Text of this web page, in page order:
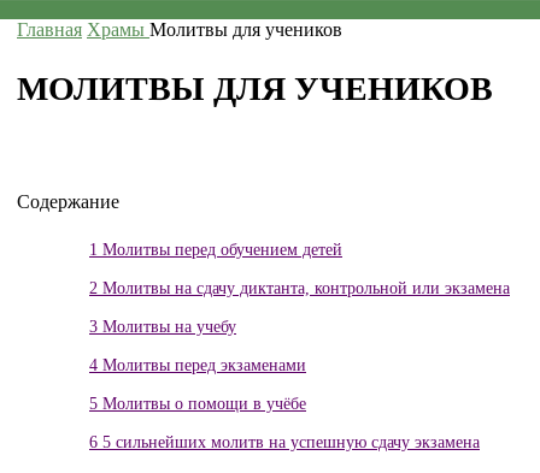
Главная Храмы Молитвы для учеников
МОЛИТВЫ ДЛЯ УЧЕНИКОВ
Содержание
1 Молитвы перед обучением детей
2 Молитвы на сдачу диктанта, контрольной или экзамена
3 Молитвы на учебу
4 Молитвы перед экзаменами
5 Молитвы о помощи в учёбе
6 5 сильнейших молитв на успешную сдачу экзамена